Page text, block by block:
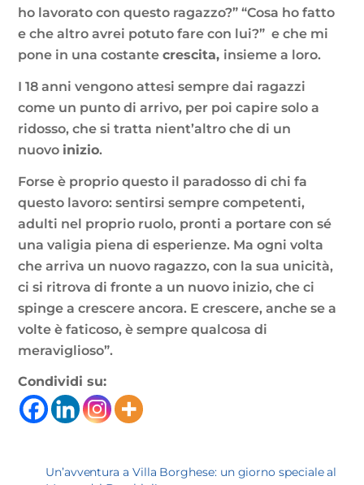
ho lavorato con questo ragazzo?” “Cosa ho fatto
e che altro avrei potuto fare con lui?” e che mi
pone in una costantecrescita, insieme a loro.
I 18 anni vengono attesi sempre dai ragazzi
come un punto di arrivo, per poi capire solo a
ridosso, che si tratta nient’altro che di un
nuovo inizio.
Forse è proprio questo il paradosso di chi fa
questo lavoro: sentirsi sempre competenti,
adulti nel proprio ruolo, pronti a portare con sé
una valigia piena di esperienze. Ma ogni volta
che arriva un nuovo ragazzo, con la sua unicità,
ci si ritrova di fronte a un nuovo inizio, che ci
spinge a crescere ancora. E crescere, anche se a
volte è faticoso, è sempre qualcosa di
meraviglioso”.
Condividi su:
Un’avventura a Villa Borghese: un giorno speciale al